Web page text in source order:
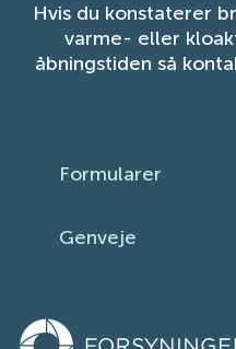
Hvis du konstaterer
varme- eller
åbningstiden så
Formularer
Skift elleverandør
Ansøg om
Genveje